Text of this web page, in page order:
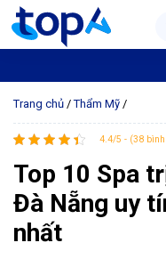
Trang chủ /Thẩm Mỹ /
4.4/5 - (38
Top 10 Spa
Đà Nẵng uy
nhất